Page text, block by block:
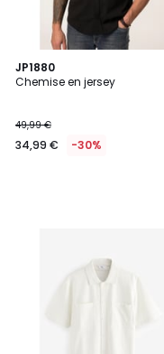
JP1880
Chemise en jersey
49,99 €
34,99 € -30%